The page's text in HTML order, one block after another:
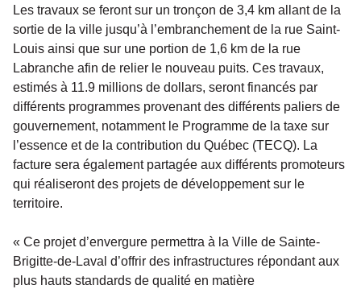
Les travaux se feront sur un tronçon de 3,4 km allant de la
sortie de la ville jusqu’à l’embranchement de la rue Saint-
Louis ainsi que sur une portion de 1,6 km de la rue
Labranche afin de relier le nouveau puits. Ces travaux,
estimés à 11.9 millions de dollars, seront financés par
différents programmes provenant des différents paliers de
gouvernement, notamment le Programme de la taxe sur
l’essence et de la contribution du Québec (TECQ). La
facture sera également partagée aux différents promoteurs
qui réaliseront des projets de développement sur le
territoire.
« Ce projet d’envergure permettra à la Ville de Sainte-
Brigitte-de-Laval d’offrir des infrastructures répondant aux
plus hauts standards de qualité en matière